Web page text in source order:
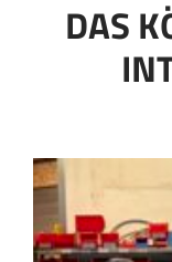
DAS